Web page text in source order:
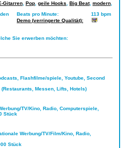
Gitarren Pop geile Hooks Big Beat, modern
Beats pro Minute:
113 bpm
Demo (verringerte Qualität):
Sie erwerben möchten:
Flashfilme/spiele, Youtube, Second
Messen, Lifts, Hotels)
TV/Kino, Radio, Computerspiele,
Stück
Werbung/TV/Film/Kino, Radio,
Stück